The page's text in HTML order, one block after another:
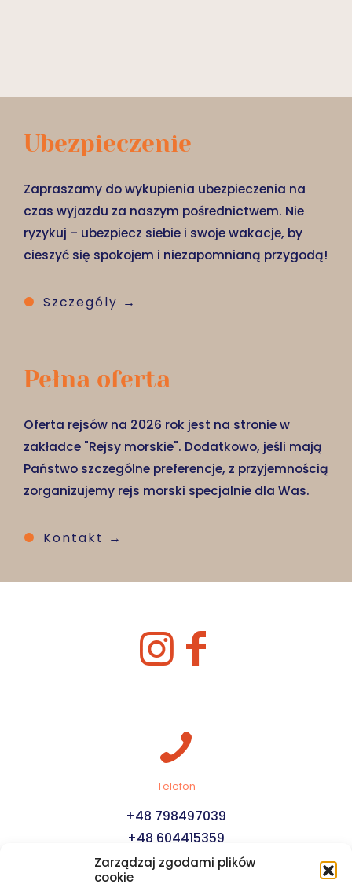
Zarządzaj zgodami plików
cookie
Ubezpieczenie
Zapraszamy do wykupienia ubezpieczenia na
czas wyjazdu za naszym pośrednictwem. Nie
ryzykuj – ubezpiecz siebie i swoje wakacje, by
cieszyć się spokojem i niezapomnianą przygodą!
Szczególy →
Pełna oferta
Oferta rejsów na 2026 rok jest na stronie w
zakładce "Rejsy morskie". Dodatkowo, jeśli mają
Państwo szczególne preferencje, z przyjemnością
zorganizujemy rejs morski specjalnie dla Was.
Kontakt →
Telefon
+48 798497039
+48 604415359